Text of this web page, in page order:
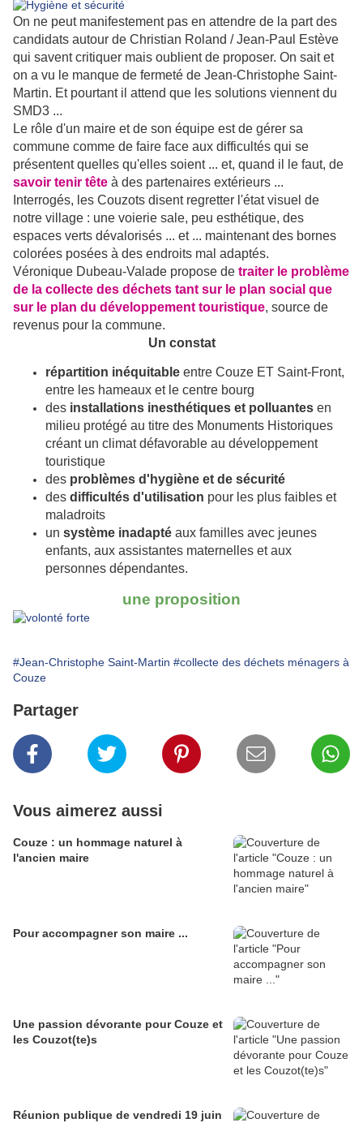
On ne peut manifestement pas en attendre de la part des
candidats autour de Christian Roland / Jean-Paul Estève
qui savent critiquer mais oublient de proposer. On sait et
on a vu le manque de fermeté de Jean-Christophe Saint-
Martin. Et pourtant il attend que les solutions viennent du
SMD3 ...
Le rôle d'un maire et de son équipe est de gérer sa
commune comme de faire face aux difficultés qui se
présentent quelles qu'elles soient ... et, quand il le faut, de
savoir tenir tête à des partenaires extérieurs ...
Interrogés, les Couzots disent regretter l'état visuel de
notre village : une voierie sale, peu esthétique, des
espaces verts dévalorisés ... et ... maintenant des bornes
colorées posées à des endroits mal adaptés.
Véronique Dubeau-Valade propose de traiter le problème
de la collecte des déchets tant sur le plan social que
sur le plan du développement touristique, source de
revenus pour la commune.
Un constat
répartition inéquitable entre Couze ET Saint-Front,
entre les hameaux et le centre bourg
des installations inesthétiques et polluantes en
milieu protégé au titre des Monuments Historiques
créant un climat défavorable au développement
touristique
des problèmes d'hygiène et de sécurité
des difficultés d'utilisation pour les plus faibles et
maladroits
un système inadapté aux familles avec jeunes
enfants, aux assistantes maternelles et aux
personnes dépendantes.
une proposition
#Jean-Christophe Saint-Martin #collecte des déchets ménagers à
Couze
Partager
Vous aimerez aussi
Couze : un hommage naturel à
l'ancien maire
Pour accompagner son maire ...
Une passion dévorante pour Couze et
les Couzot(te)s
Réunion publique de vendredi 19 juin